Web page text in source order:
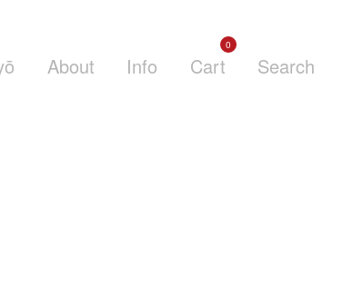
About Info Cart
0
Search